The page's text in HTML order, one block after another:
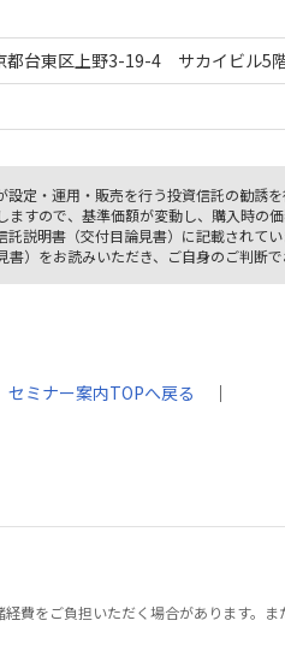
台東区上野3-19-4 サカイビル5
定・運用・販売を行う投資信託の勧誘を
すので、基準価額が変動し、購入時の価
説明書（交付目論見書）に記載されてい
）をお読みいただき、ご自身のご判断で
セミナー案内TOPへ戻る ｜
費をご負担いただく場合があります。